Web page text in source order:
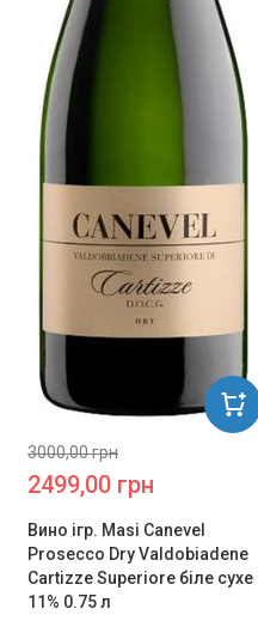
Вино ігр. Masi Canevel
Prosecco Dry Valdobiadene
Cartizze Superiore біле сухе
11% 0.75 л
3000,00 грн
2499,00 грн